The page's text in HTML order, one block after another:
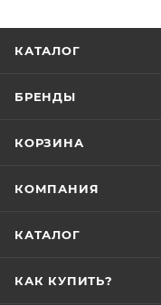
КАТАЛОГ
БРЕНДЫ
КОРЗИНА
КОМПАНИЯ
КАТАЛОГ
КАК КУПИТЬ?